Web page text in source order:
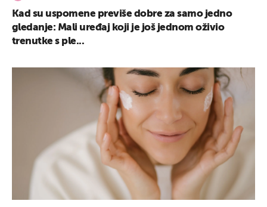
Kad su uspomene previše dobre za samo jedno
gledanje: Mali uređaj koji je još jednom oživio
trenutke s ple...